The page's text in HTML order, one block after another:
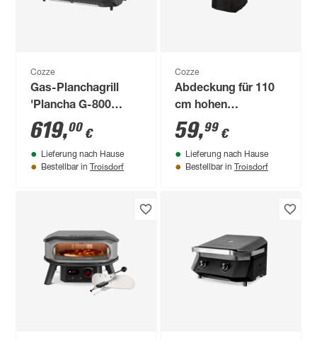
Cozze
Gas-Planchagrill
'Plancha G-800
Combo' 85,5 x 48,6 x
61 cm
619,00 €
Lieferung nach Hause
Bestellbar in Troisdorf
Cozze
Abdeckung für 110
cm hohen
Outdoortisch 75 x
360 x 225 cm
59,99 €
Lieferung nach Hause
Bestellbar in Troisdorf